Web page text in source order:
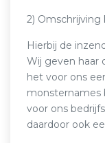
2) Omschrijving
Hierbij de
Wij geven haar
het voor ons
monsternames
voor ons
daardoor ook